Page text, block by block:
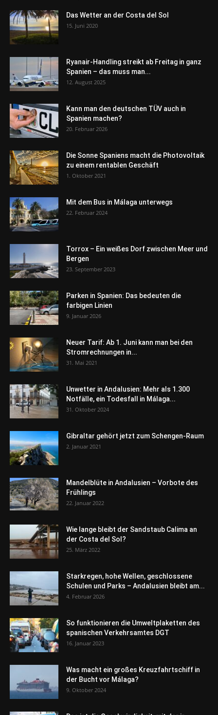
Das Wetter an der Costa del Sol
15. Juni 2020
Ryanair-Handling streikt ab Freitag in ganz
Spanien – das muss man...
12. August 2025
Kann man den deutschen TÜV auch in
Spanien machen?
20. Februar 2026
Die Sonne Spaniens macht die Photovoltaik
zu einem rentablen Geschäft
1. Oktober 2021
Mit dem Bus in Málaga unterwegs
22. Februar 2024
Torrox – Ein weißes Dorf zwischen Meer und
Bergen
23. September 2023
Parken in Spanien: Das bedeuten die
farbigen Linien
9. Januar 2026
Neuer Tarif: Ab 1. Juni kann man bei den
Stromrechnungen in...
31. Mai 2021
Unwetter in Andalusien: Mehr als 1.300
Notfälle, ein Todesfall in Málaga...
31. Oktober 2024
Gibraltar gehört jetzt zum Schengen-Raum
2. Januar 2021
Mandelblüte in Andalusien – Vorbote des
Frühlings
22. Januar 2022
Wie lange bleibt der Sandstaub Calima an
der Costa del Sol?
25. März 2022
Starkregen, hohe Wellen, geschlossene
Schulen und Parks – Andalusien bleibt am...
4. Februar 2026
So funktionieren die Umweltplaketten des
spanischen Verkehrsamtes DGT
16. Januar 2023
Was macht ein großes Kreuzfahrtschiff in
der Bucht vor Málaga?
9. Oktober 2024